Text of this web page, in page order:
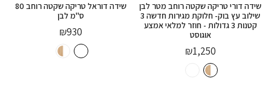
שידה דורי טריקה שקטה רוחב מטר לבן
שילוב עץ בוק- חלוקת מגירות חדשה 3
קטנות 3 גדולות - חוזר למלאי אמצע
אוגוסט
₪1,250
שידה דוראל טריקה שקטה רוחב 80
ס"מ לבן
₪930